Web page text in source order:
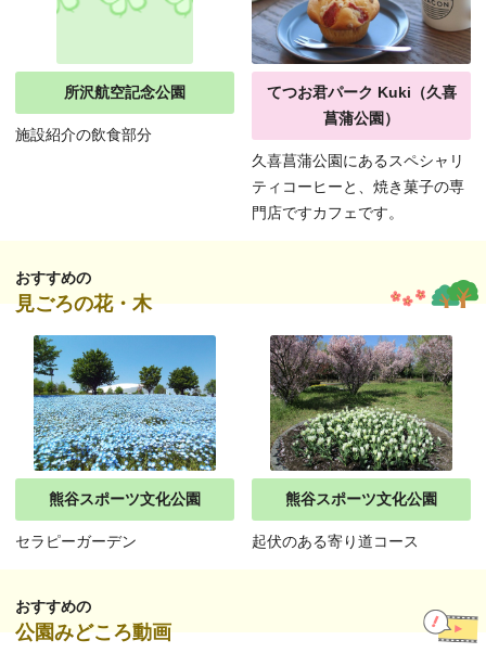
所沢航空記念公園
施設紹介の飲食部分
てつお君パーク Kuki（久喜
菖蒲公園）
久喜菖蒲公園にあるスペシャリ
ティコーヒーと、焼き菓子の専
門店ですカフェです。
おすすめの
見ごろの花・木
熊谷スポーツ文化公園
セラピーガーデン
熊谷スポーツ文化公園
起伏のある寄り道コース
おすすめの
公園みどころ動画